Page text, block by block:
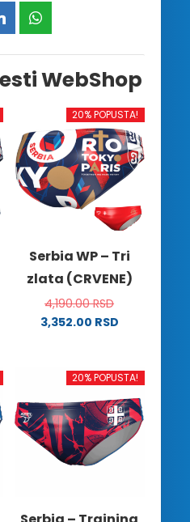
WebShop
20% POPUSTA!
Serbia WP – Tri
zlata (CRVENE)
4,190.00RSD
3,352.00 RSD
ima
varijanti.
Opcije
mogu
biti
20% POPUSTA!